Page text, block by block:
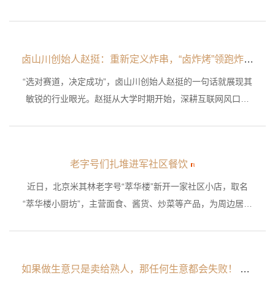
卤山川创始人赵挺：重新定义炸串，“卤炸烤”领跑炸串细分赛道
“选对赛道，决定成功”，卤山川创始人赵挺的一句话就展现其
敏锐的行业眼光。赵挺从大学时期开始，深耕互联网风口赛
外卖品牌探虾迹单品覆盖全国500+门店，成为了全国前三、
年销售超2亿元爆品餐饮品牌。
老字号们扎堆进军社区餐饮
近日，北京米其林老字号“萃华楼”新开一家社区小店，取名
“萃华楼小厨坊”，主营面食、酱货、炒菜等产品，为周边居民
等等。老字号们扎堆进军社区餐饮，不约而同地都盯上了顾客
如果做生意只是卖给熟人，那任何生意都会失败！